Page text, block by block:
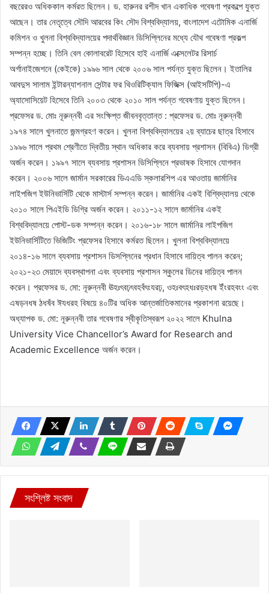
বছরেরও অধিককাল কর্মরত ছিলেন। ড. হারুনর রশীদ খান একাধিক গবেষণা প্রকল্পে যুক্ত
আছেন। তার নেতৃত্বে সৌদি আরবের কিং সৌদ বিশ্ববিদ্যালয়, বাংলাদেশ এটোমিক এনার্জি
কমিশন ও খুলনা বিশ্ববিদ্যালয়ের পদার্থবিজ্ঞান ডিসিপ্লিনের মধ্যে যৌথ গবেষণা প্রকল্প
সম্পন্ন হচ্ছে। তিনি বেল কোলাবরেট হিসেবে হাই এনার্জি এক্সেলেটর রিসার্চ
অর্গানাইজেশনে (কেইকে) ১৯৯৬ সাল থেকে ২০০৬ সাল পর্যন্ত যুক্ত ছিলেন। ইতালির
আবদুস সালাম ইন্টারন্যাশনাল সেন্টার ফর থিওরিটিক্যাল ফিজিক্স (আইসটিপি)-এ
অ্যাসোসিয়েট হিসেবে তিনি ২০০৩ থেকে ২০১০ সাল পর্যন্ত গবেষণায় যুক্ত ছিলেন।
প্রফেসর ড. মোঃ নূরুন্নবী এর সংক্ষিপ্ত জীবনবৃত্তান্ত : প্রফেসর ড. মোঃ নূরুন্নবী
১৯৭৪ সালে খুলনাতে জন্মগ্রহণ করেন। খুলনা বিশ্ববিদ্যালয়ের ২য় ব্যাচের ছাত্র হিসাবে
১৯৯৬ সালে প্রথম শ্রেণীতে দ্বিতীয় স্থান অধিকার করে ব্যবসায় প্রশাসন (বিবিএ) ডিগ্রী
অর্জন করেন। ১৯৯৭ সালে ব্যবসায় প্রশাসন ডিসিপ্লিনে প্রভাষক হিসাবে যোগদান
করেন। ২০০৬ সালে জার্মান সরকারের ডিএএডি স্কলারশিপ এর আওতায় জার্মানির
লাইপজিগ ইউনিভার্সিটি থেকে মাস্টার্স সম্পন্ন করেন। জার্মানির একই বিশ্বিদ্যালয় থেকে
২০১০ সালে পিএইডি ডিগ্রি অর্জন করেন। ২০১১-১২ সালে জার্মানির একই
বিশ্ববিদ্যালয়ে পোস্ট-ডক সম্পন্ন করেন। ২০১৬-১৮ সালে জার্মানির লাইপজিগ
ইউনিভার্সিটিতে ভিজিটিং প্রফেসর হিসাবে কর্মরত ছিলেন। খুলনা বিশ্ববিদ্যালয়ে
২০১৪-১৬ সালে ব্যবসায় প্রশাসন ডিসপ্লিনের প্রধান হিসাবে দায়িত্ব পালন করেন;
২০২১-২৩ মেয়াদে ব্যবস্থাপনা এবং ব্যবসায় প্রশাসন স্কুলের ডিনের দায়িত্ব পালন
করেন। প্রফেসর ড. মো: নূরুন্নবী ঊহঃৎবঢ়ৎবহবঁৎংযরঢ়, ওহঃবৎহধঃরড়হধষ ইঁংরহবংং এবং
এষড়নধষ ঠধষঁব ঈযধরহ বিষয়ে ৪০টির অধিক আন্তর্জাতিকমানের প্রকাশনা রয়েছে।
অধ্যাপক ড. মো: নূরুন্নবী তার গবেষণার স্বীকৃতিস্বরূপ ২০২২ সালে Khulna
University Vice Chancellor’s Award for Research and
Academic Excellence অর্জন করেন।
সংশ্লিষ্ট সংবাদ